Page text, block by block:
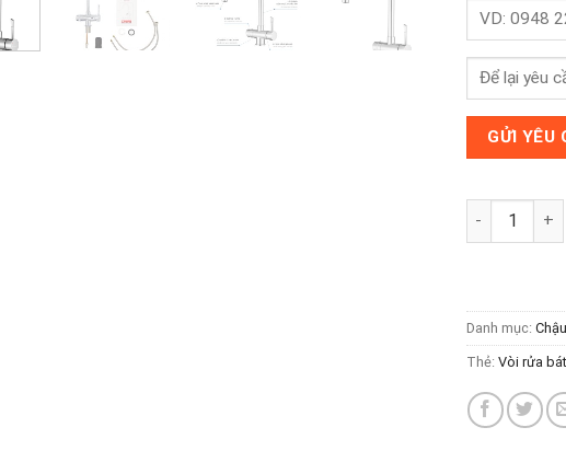
Vòi rửa bát
Danh mục:
Thẻ: Vòi rửa